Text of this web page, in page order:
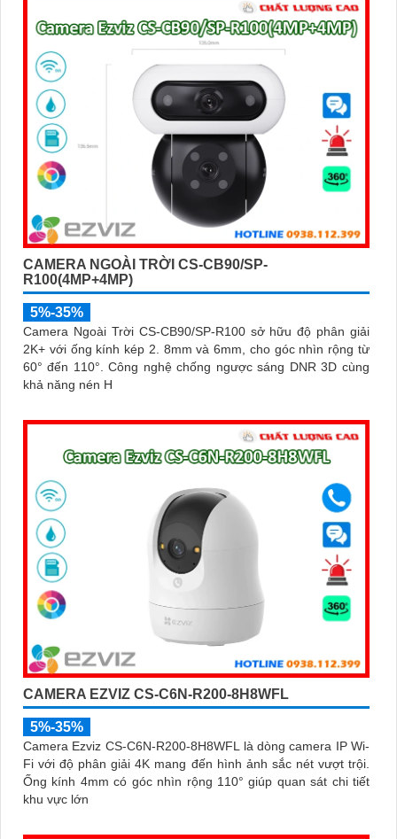
CAMERA NGOÀI TRỜI CS-CB90/SP-
R100(4MP+4MP)
5%-35%
Camera Ngoài Trời CS-CB90/SP-R100 sở hữu độ phân giải
2K+ với ống kính kép 2. 8mm và 6mm, cho góc nhìn rộng từ
60° đến 110°. Công nghệ chống ngược sáng DNR 3D cùng
khả năng nén H
CAMERA EZVIZ CS-C6N-R200-8H8WFL
5%-35%
Camera Ezviz CS-C6N-R200-8H8WFL là dòng camera IP Wi-
Fi với độ phân giải 4K mang đến hình ảnh sắc nét vượt trội.
Ống kính 4mm có góc nhìn rộng 110° giúp quan sát chi tiết
khu vực lớn